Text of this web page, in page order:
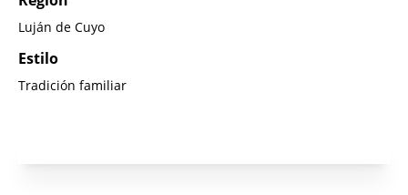
Luján de Cuyo
Estilo
Tradición familiar